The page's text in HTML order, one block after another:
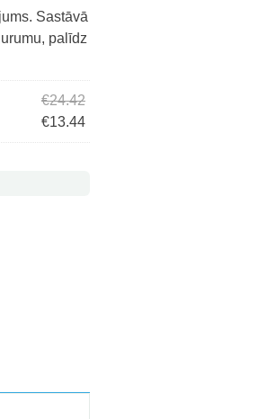
Sastāvā
palīdz
€24.42Original price was: €24.42.
€13.44Current price is: €13.44.